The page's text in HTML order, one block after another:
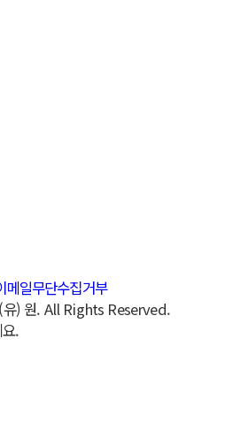
메일무단수집거부
) 원. All Rights Reserved.
.